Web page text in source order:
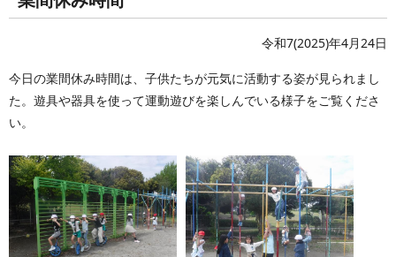
令和7(2025)年4月24日
今日の業間休み時間は、子供たちが元気に活動する姿が見られまし
た。遊具や器具を使って運動遊びを楽しんでいる様子をご覧くださ
い。